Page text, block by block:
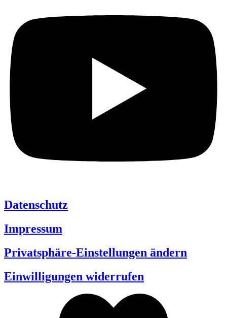
Datenschutz
Impressum
Privatsphäre-Einstellungen ändern
Einwilligungen widerrufen